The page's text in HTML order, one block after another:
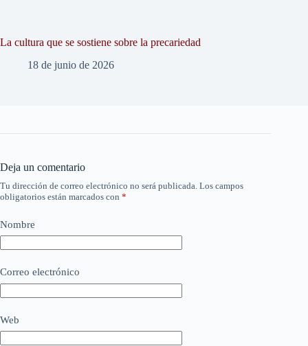
La cultura que se sostiene sobre la precariedad
18 de junio de 2026
Deja un comentario
Tu dirección de correo electrónico no será publicada. Los campos
obligatorios están marcados con *
Nombre
Correo electrónico
Web